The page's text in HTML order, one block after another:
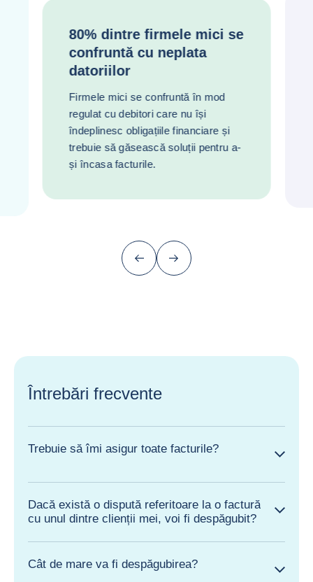
80% dintre firmele mici se
confruntă cu neplata
datoriilor
Firmele mici se confruntă în mod
regulat cu debitori care nu își
îndeplinesc obligațiile financiare și
trebuie să găsească soluții pentru a-
și încasa facturile.
Înapoi (înapoi la ultimul articol)
Următor
Întrebări frecvente
Trebuie să îmi asigur toate facturile?
Dacă există o dispută referitoare la o factură
cu unul dintre clienții mei, voi fi despăgubit?
Cât de mare va fi despăgubirea?